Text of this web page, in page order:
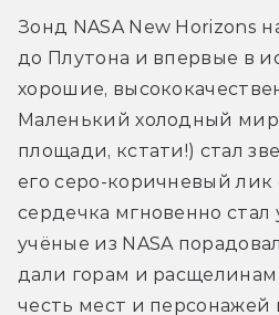
Зонд NASA New Horizons
до Плутона и впервые в
хорошие,
Маленький холодный
площади, кстати!) стал
его серо-коричневый
сердечка мгновенно стал
учёные из NASA
дали горам и расщелинам
честь мест и персонажей